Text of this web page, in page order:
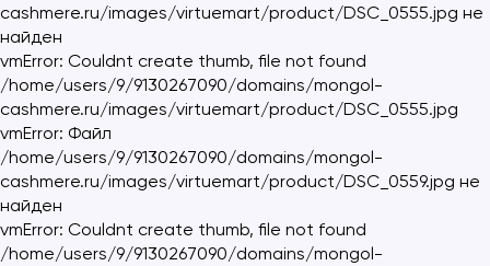
cashmere.ru/images/virtuemart/product/DSC_0555.jpg не
найден
vmError: Couldnt create thumb, file not found
/home/users/9/9130267090/domains/mongol-
cashmere.ru/images/virtuemart/product/DSC_0555.jpg
vmError: Файл
/home/users/9/9130267090/domains/mongol-
cashmere.ru/images/virtuemart/product/DSC_0559.jpg не
найден
vmError: Couldnt create thumb, file not found
/home/users/9/9130267090/domains/mongol-